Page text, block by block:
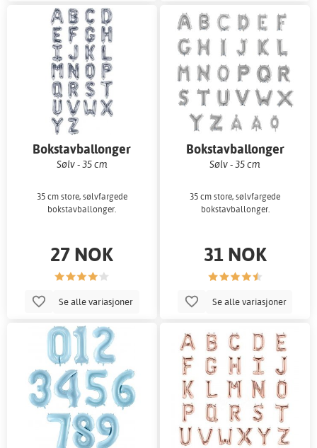
Bokstavballonger
Sølv - 35 cm
35 cm store, sølvfargede
bokstavballonger.
27 NOK
Se alle variasjoner
Bokstavballonger
Sølv - 35 cm
35 cm store, sølvfargede
bokstavballonger.
31 NOK
Se alle variasjoner